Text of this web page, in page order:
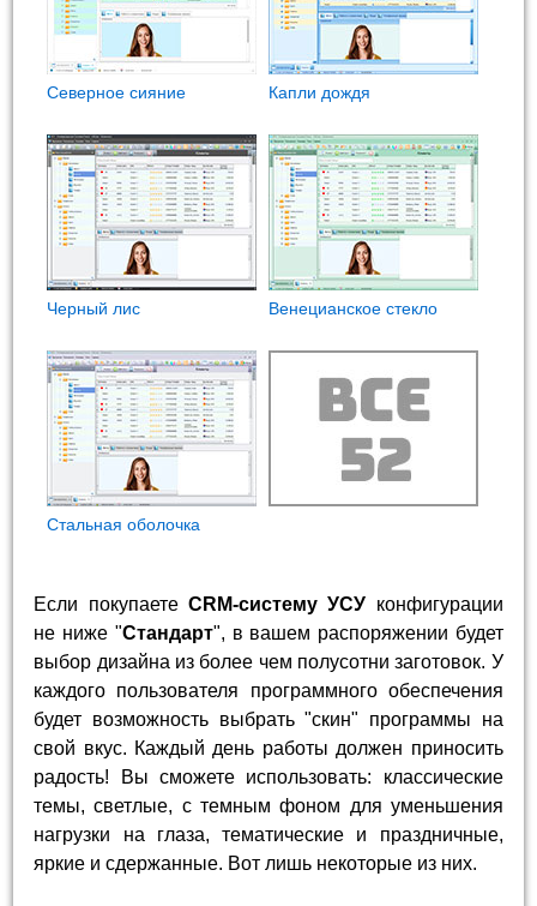
Северное сияние Капли дождя
Черный лис Венецианское стекло
Стальная оболочка
Если покупаете CRM-систему УСУ конфигурации
не ниже "Стандарт", в вашем распоряжении будет
выбор дизайна из более чем полусотни заготовок. У
каждого пользователя программного обеспечения
будет возможность выбрать "скин" программы на
свой вкус. Каждый день работы должен приносить
радость! Вы сможете использовать: классические
темы, светлые, с темным фоном для уменьшения
нагрузки на глаза, тематические и праздничные,
яркие и сдержанные. Вот лишь некоторые из них.